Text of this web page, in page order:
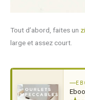
Tout d’abord, faites un
large et assez court.